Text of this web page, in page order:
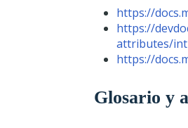
https://
https://
attributes/
https://
Glosario y